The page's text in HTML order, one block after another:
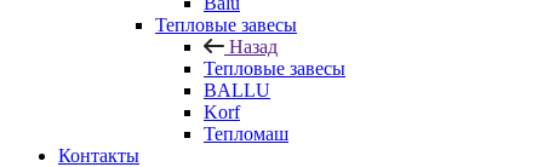
Тепловые завесы
Назад
Тепловые завесы
BALLU
Korf
Тепломаш
Контакты